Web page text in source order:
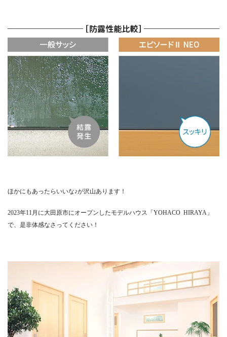
ほかにもあったらいいな♪が沢山あります！
2023年11月に大田原市にオープンしたモデルハウス「YOHACO HIRAYA」
で、是非体感なさってください！